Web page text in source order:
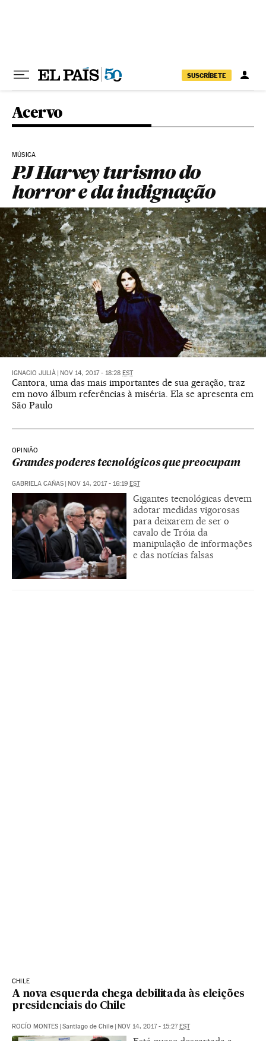
SUSCRÍBETE
Acervo
MÚSICA
PJ Harvey turismo do
horror e da indignação
IGNACIO JULIÀ NOV 14, 2017 - 18:28 EST
Cantora, uma das mais importantes de sua geração, traz
em novo álbum referências à miséria. Ela se apresenta em
São Paulo
OPINIÃO
Grandes poderes tecnológicos que preocupam
GABRIELA CAÑAS NOV 14, 2017 - 16:19 EST
Gigantes tecnológicas devem
adotar medidas vigorosas
para deixarem de ser o
cavalo de Tróia da
manipulação de informações
e das notícias falsas
CHILE
A nova esquerda chega debilitada às eleições
presidenciais do Chile
ROCÍO MONTES Santiago de Chile NOV 14, 2017 - 15:27 EST